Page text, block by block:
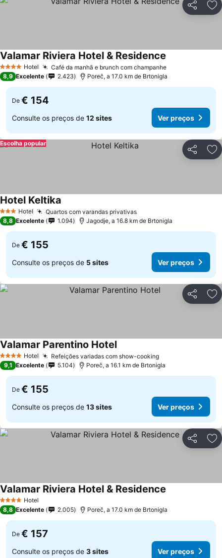
Partilhar
4 EstrelasHotel Café da manhã e brunch com champanheVer preços
Valamar Riviera Hotel & Residence
8,9 Excelente 2.423 Poreč, a 17.0 km de Brtonigla
De € 154
Consulte os preços de 12 sites Ver preços
Partilhar
Escolha popular
3 EstrelasHotel Quartos com varandas privativasVer preços
Hotel Keltika
8,8 Excelente 1.094 Jagodje, a 16.8 km de Brtonigla
De € 155
Consulte os preços de 5 sites Ver preços
Partilhar
4 EstrelasHotel Refeições variadas com show-cookingVer preços
Valamar Parentino HotelVer preços
9,1 Excelente 5.104 Poreč, a 16.1 km de Brtonigla
De € 155
Consulte os preços de 13 sites Ver preços
Partilhar
4 EstrelasHotel
Valamar Riviera Hotel & Residence
8,8 Excelente 2.005 Poreč, a 17.0 km de Brtonigla
De € 157
Consulte os preços de 3 sites Ver preços